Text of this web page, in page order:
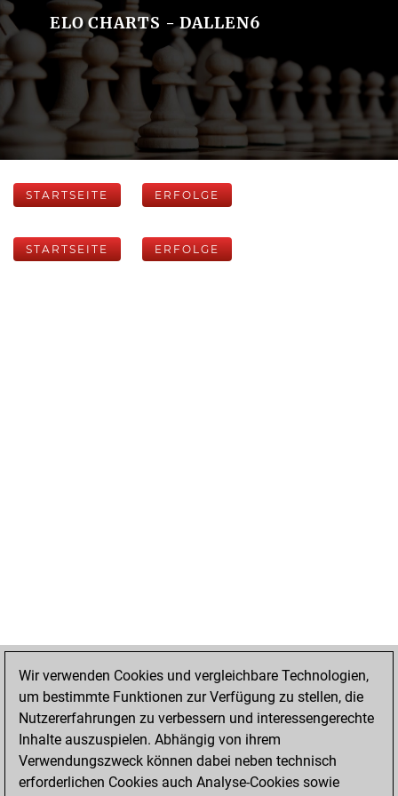
ELO CHARTS - DALLEN6
STARTSEITE ERFOLGE
STARTSEITE ERFOLGE
Wir verwenden Cookies und vergleichbare Technologien,
um bestimmte Funktionen zur Verfügung zu stellen, die
Nutzererfahrungen zu verbessern und interessengerechte
Inhalte auszuspielen. Abhängig von ihrem
Verwendungszweck können dabei neben technisch
erforderlichen Cookies auch Analyse-Cookies sowie